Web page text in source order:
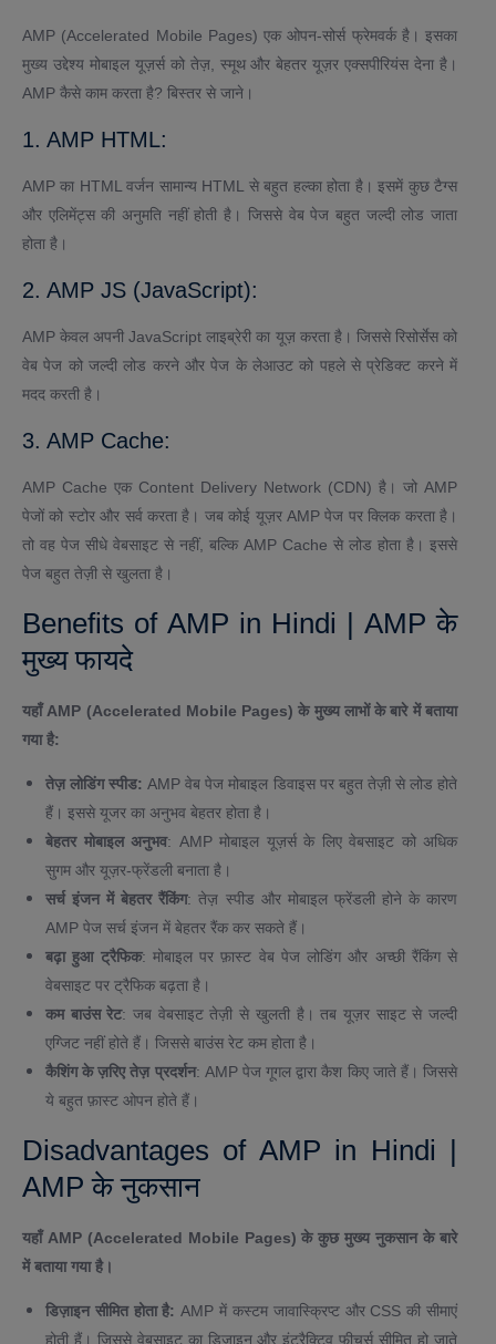
AMP (Accelerated Mobile Pages) एक ओपन-सोर्स फ्रेमवर्क है। इसका
मुख्य उद्देश्य मोबाइल यूज़र्स को तेज़, स्मूथ और बेहतर यूज़र एक्सपीरियंस देना है।
AMP कैसे काम करता है? बिस्तर से जाने।
1. AMP HTML:
AMP का HTML वर्जन सामान्य HTML से बहुत हल्का होता है। इसमें कुछ टैग्स
और एलिमेंट्स की अनुमति नहीं होती है। जिससे वेब पेज बहुत जल्दी लोड जाता
होता है।
2. AMP JS (JavaScript):
AMP केवल अपनी JavaScript लाइब्रेरी का यूज़ करता है। जिससे रिसोर्सेस को
वेब पेज को जल्दी लोड करने और पेज के लेआउट को पहले से प्रेडिक्ट करने में
मदद करती है।
3. AMP Cache:
AMP Cache एक Content Delivery Network (CDN) है। जो AMP
पेजों को स्टोर और सर्व करता है। जब कोई यूज़र AMP पेज पर क्लिक करता है।
तो वह पेज सीधे वेबसाइट से नहीं, बल्कि AMP Cache से लोड होता है। इससे
पेज बहुत तेज़ी से खुलता है।
Benefits of AMP in Hindi | AMP के
मुख्य फायदे
यहाँ AMP (Accelerated Mobile Pages) के मुख्य लाभों के बारे में बताया
गया है:
तेज़ लोडिंग स्पीड: AMP वेब पेज मोबाइल डिवाइस पर बहुत तेज़ी से लोड होते
हैं। इससे यूजर का अनुभव बेहतर होता है।
बेहतर मोबाइल अनुभव: AMP मोबाइल यूज़र्स के लिए वेबसाइट को अधिक
सुगम और यूज़र-फ्रेंडली बनाता है।
सर्च इंजन में बेहतर रैंकिंग: तेज़ स्पीड और मोबाइल फ्रेंडली होने के कारण
AMP पेज सर्च इंजन में बेहतर रैंक कर सकते हैं।
बढ़ा हुआ ट्रैफिक: मोबाइल पर फ़ास्ट वेब पेज लोडिंग और अच्छी रैंकिंग से
वेबसाइट पर ट्रैफिक बढ़ता है।
कम बाउंस रेट: जब वेबसाइट तेज़ी से खुलती है। तब यूज़र साइट से जल्दी
एग्जिट नहीं होते हैं। जिससे बाउंस रेट कम होता है।
कैशिंग के ज़रिए तेज़ प्रदर्शन: AMP पेज गूगल द्वारा कैश किए जाते हैं। जिससे
ये बहुत फ़ास्ट ओपन होते हैं।
Disadvantages of AMP in Hindi |
AMP के नुकसान
यहाँ AMP (Accelerated Mobile Pages) के कुछ मुख्य नुकसान के बारे
में बताया गया है।
डिज़ाइन सीमित होता है: AMP में कस्टम जावास्क्रिप्ट और CSS की सीमाएं
होती हैं। जिससे वेबसाइट का डिज़ाइन और इंटरैक्टिव फीचर्स सीमित हो जाते